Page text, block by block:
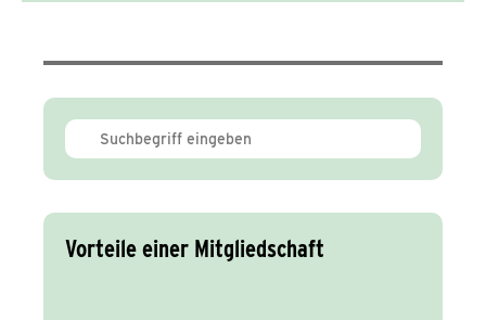
Vorteile einer Mitgliedschaft